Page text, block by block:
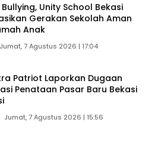
Unity School Bekasi
Gerakan Sekolah Aman
Anak
Jumat, 7 Agustus 2026 | 17:04
Patriot Laporkan Dugaan
Penataan Pasar Baru Bekasi
Jumat, 7 Agustus 2026 | 15:56